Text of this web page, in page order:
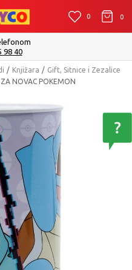
0 0
98 40
Knjižara
Gift, Sitnice i Zezalice
ZA NOVAC POKEMON